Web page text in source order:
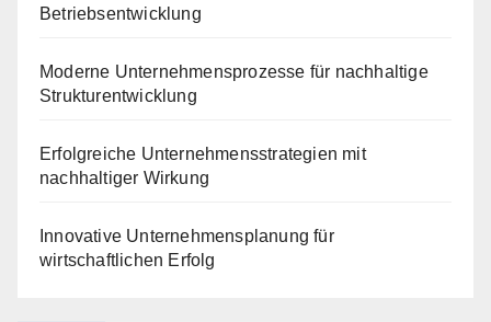
Betriebsentwicklung
Moderne Unternehmensprozesse für nachhaltige
Strukturentwicklung
Erfolgreiche Unternehmensstrategien mit
nachhaltiger Wirkung
Innovative Unternehmensplanung für
wirtschaftlichen Erfolg